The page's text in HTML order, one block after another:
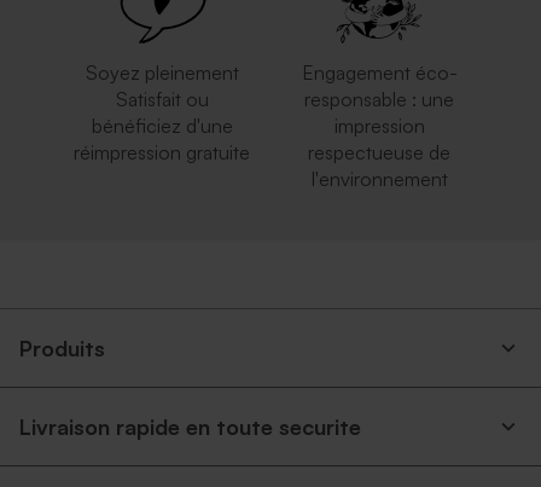
Soyez pleinement
Satisfait ou
bénéficiez d'une
réimpression gratuite
Engagement éco-
responsable : une
impression
respectueuse de
l'environnement
Produits
Livraison rapide en toute securite